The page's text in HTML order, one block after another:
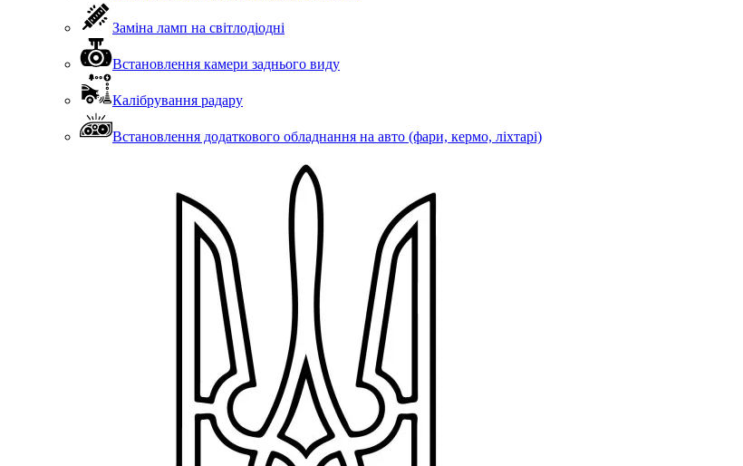
Заміна ламп на світлодіодні
Встановлення камери заднього виду
Калібрування радару
Встановлення додаткового обладнання на авто (фари, кермо, ліхтарі)